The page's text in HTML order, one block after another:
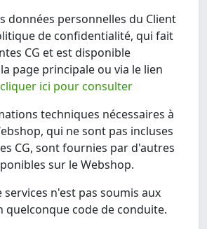
données personnelles du Client
de confidentialité, qui fait
CG et est disponible
page principale ou via le lien
ici pour consulter
techniques nécessaires à
qui ne sont pas incluses
CG, sont fournies par d'autres
sur le Webshop.
n'est pas soumis aux
quelconque code de conduite.